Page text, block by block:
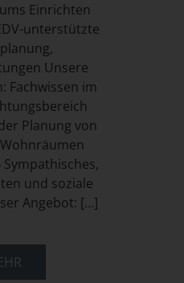
Einrichten
unterstützte
Unsere
Fachwissen im
Planung von
und soziale
Angebot: […]